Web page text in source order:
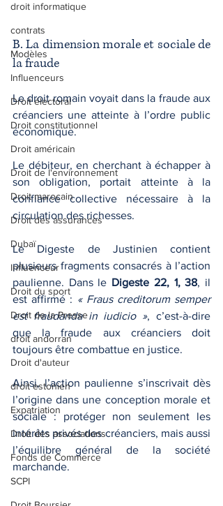
droit informatique
contrats
Modèles
Influenceurs
Droit électoral
Droit constitutionnel
Droit américain
Droit de l'environnement
Droit marocain
Droit des assurances
Dubaï
Influenceur
Droit du sport
Droit de la Presse
droit andorran
Droit d'auteur
droit estonien
Expatriation
Droit des associations
Fonds de Commerce
SCPI
B. La dimension morale et sociale de
la fraude
Le droit romain voyait dans la fraude aux
créanciers une atteinte à l’ordre public
économique.
Le débiteur, en cherchant à échapper à
son obligation, portait atteinte à la
confiance collective nécessaire à la
circulation des richesses.
Le Digeste de Justinien contient
plusieurs fragments consacrés à l’action
paulienne. Dans le Digeste 22, 1, 38, il
est affirmé : « Fraus creditorum semper
est fraudanda in iudicio », c’est-à-dire
que la fraude aux créanciers doit
toujours être combattue en justice.
Ainsi, l’action paulienne s’inscrivait dès
l’origine dans une conception morale et
sociale : protéger non seulement les
intérêts privés des créanciers, mais aussi
l’équilibre général de la société
marchande.